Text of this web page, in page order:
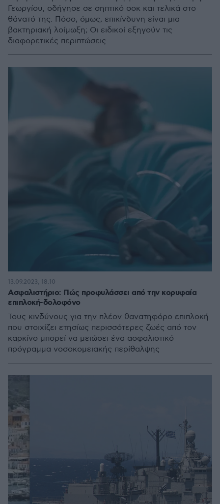
Γεωργίου, οδήγησε σε σηπτικό σοκ και τελικά στο
θάνατό της. Πόσο, όμως, επικίνδυνη είναι μια
βακτηριακή λοίμωξη; Οι ειδικοί εξηγούν τις
διαφορετικές περιπτώσεις
Ασφαλιστήριο: Πώς προφυλάσσει από την κορυφαία
επιπλοκή-δολοφόνο
Τους κινδύνους για την πλέον θανατηφόρο επιπλοκή
που στοιχίζει ετησίως περισσότερες ζωές από τον
καρκίνο μπορεί να μειώσει ένα ασφαλιστικό
πρόγραμμα νοσοκομειακής περίθαλψης
13.09.2023, 18:10